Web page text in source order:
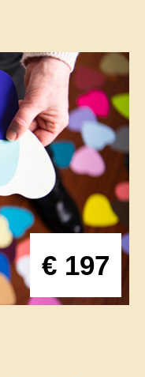
€ 197